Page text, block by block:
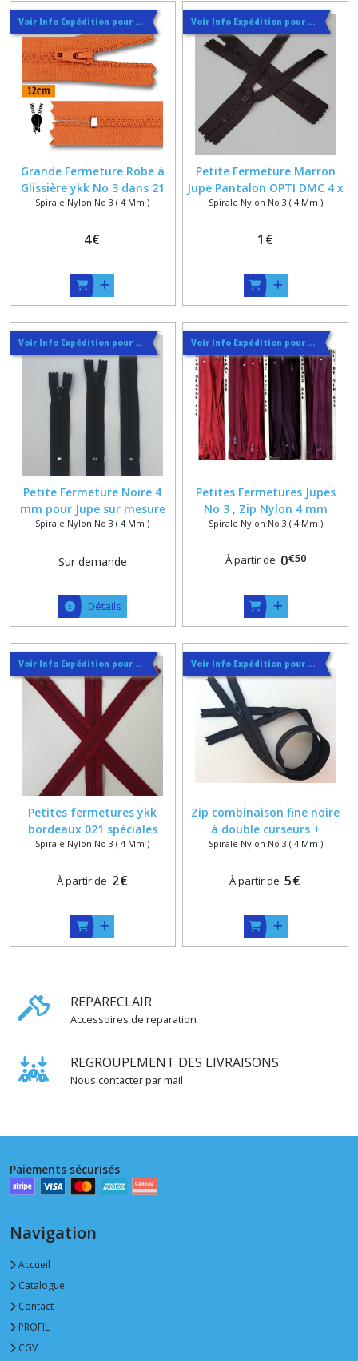
Voir Info Expédition pour Régler les Frais de Port au Meilleur Prix , En haut d'ecran à Droite
Grande Fermeture Robe à
Glissière ykk No 3 dans 21
Coloris sur Mesure Jusqu'à
Spirale Nylon No 3 ( 4 Mm )
4€
Voir Info Expédition pour Régler les Frais de Port au Meilleur Prix , En haut d'ecran à Droite
Petite Fermeture Marron
Jupe Pantalon OPTI DMC 4 x
1.5 sur mesure maxi 10 cm
Spirale Nylon No 3 ( 4 Mm )
1 €
Voir Info Expédition pour Régler les Frais de Port au Meilleur Prix , En haut d'ecran à Droite
Petite Fermeture Noire 4
mm pour Jupe sur mesure
maxi 15 cm
Spirale Nylon No 3 ( 4 Mm )
Sur demande
Détails
Voir Info Expédition pour Régler les Frais de Port au Meilleur Prix , En haut d'ecran à Droite
Petites Fermetures Jupes
No 3 , Zip Nylon 4 mm
Spécial Jupe , sur mesure 20
Spirale Nylon No 3 ( 4 Mm )
À partir de 0€50
Voir Info Expédition pour Régler les Frais de Port au Meilleur Prix , En haut d'ecran à Droite
Petites fermetures ykk
bordeaux 021 spéciales
pochettes , longueur sur
Spirale Nylon No 3 ( 4 Mm )
À partir de 2€
Voir Info Expédition pour Régler les Frais de Port au Meilleur Prix , En haut d'ecran à Droite
Zip combinaison fine noire
à double curseurs +
glissière spirale 3 sur
Spirale Nylon No 3 ( 4 Mm )
À partir de 5€
REPARECLAIR
Accessoires de reparation
REGROUPEMENT DES LIVRAISONS
Nous contacter par mail
Paiements sécurisés
Navigation
Accueil
Catalogue
Contact
PROFIL
CGV